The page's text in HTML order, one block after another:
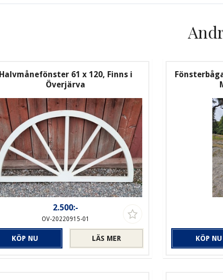
Halvmånefönster 61 x 120, Finns i
Överjärva
2.500:-
OV-20220915-01
LÄS MER
KÖP NU KÖP NU